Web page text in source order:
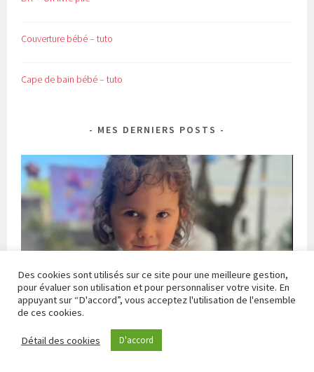
Couverture bébé – tuto
Cape de bain bébé – tuto
MES DERNIERS POSTS
Des cookies sont utilisés sur ce site pour une meilleure gestion,
pour évaluer son utilisation et pour personnaliser votre visite. En
appuyant sur “D'accord”, vous acceptez l'utilisation de l'ensemble
de ces cookies.
Détail des cookies D'accord